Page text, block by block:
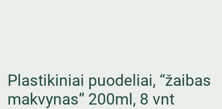
Plastikiniai puodeliai, “žaibas
makvynas” 200ml, 8 vnt